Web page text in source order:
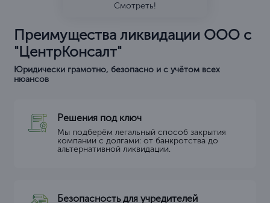
Смотреть!
Преимущества ликвидации ООО с
"ЦентрКонсалт"
Юридически грамотно, безопасно и с учётом всех
нюансов
Решения под ключ
Мы подберём легальный способ закрытия
компании с долгами: от банкротства до
альтернативной ликвидации.
Безопасность для учредителей